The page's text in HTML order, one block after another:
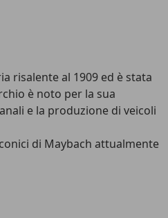
risalente al 1909 ed è stata
è noto per la sua
e la produzione di veicoli
di Maybach attualmente